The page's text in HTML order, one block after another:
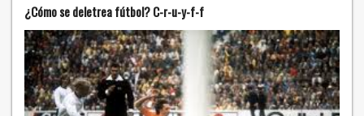
¿Cómo se deletrea fútbol? C-r-u-y-f-f